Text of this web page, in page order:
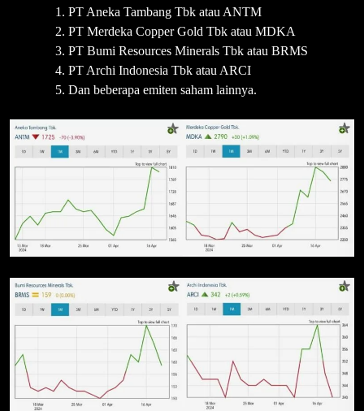
PT Aneka Tambang Tbk atau ANTM
PT Merdeka Copper Gold Tbk atau MDKA
PT Bumi Resources Minerals Tbk atau BRMS
PT Archi Indonesia Tbk atau ARCI
Dan beberapa emiten saham lainnya.